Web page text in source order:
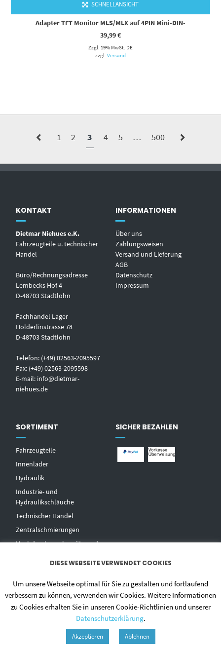
SCHNELLANSICHT
Adapter TFT Monitor MLS/MLX auf 4PIN Mini-DIN-
39,99€
Zzgl. 19% MwSt. DE
zzgl. Versand
1 2 3 4 5 … 500
KONTAKT
Dietmar Niehues e.K.
Fahrzeugteile u. technischer
Handel
Büro/Rechnungsadresse
Lembecks Hof 4
D-48703 Stadtlohn
Fachhandel Lager
Hölderlinstrasse 78
D-48703 Stadtlohn
Telefon: (+49) 02563-2095597
Fax: (+49) 02563-2095598
E-mail: info@dietmar-
niehues.de
INFORMATIONEN
Über uns
Zahlungsweisen
Versand und Lieferung
AGB
Datenschutz
Impressum
SORTIMENT
Fahrzeugteile
Innenlader
Hydraulik
Industrie- und
Hydraulikschläuche
Technischer Handel
Zentralschmierungen
Hochdruckwaschgeräte und
SICHER BEZAHLEN
© 2020 - DIETMAR NIEHUES
ALLGEMEINE GESCHÄFTSBEDINGUNGEN
DATENSCHUTZERKLÄRUNG
DIESE WEBSEITE VERWENDET COOKIES
Um unsere Webseite optimal für Sie zu gestalten und fortlaufend
verbessern zu können, verwenden wir Cookies. Weitere Informationen
zu Cookies erhalten Sie in unseren Cookie-Richtlinien und unserer
Datenschutzerklärung.
Akzeptieren Ablehnen